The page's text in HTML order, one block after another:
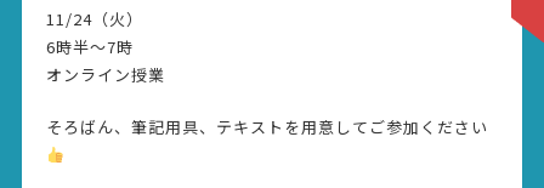
11/24（火）
6時半〜7時
オンライン授業
そろばん、筆記用具、テキストを用意してご参加ください